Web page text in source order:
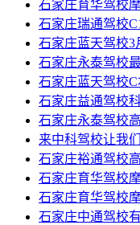
石家庄育华驾校
石家庄瑞通驾校
石家庄蓝天驾校3
石家庄永泰驾校
石家庄蓝天驾校
石家庄益通驾校
石家庄永泰驾校
来中科驾校让我
石家庄裕通驾校
石家庄育华驾校
石家庄育华驾校
石家庄中通驾校